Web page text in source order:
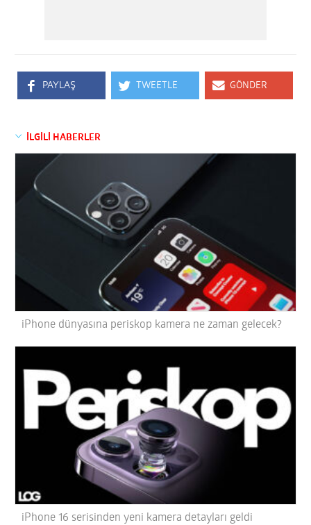
PAYLAŞ TWEETLE GÖNDER
İLGİLİ HABERLER
iPhone dünyasına periskop kamera ne zaman gelecek?
iPhone 16 serisinden yeni kamera detayları geldi